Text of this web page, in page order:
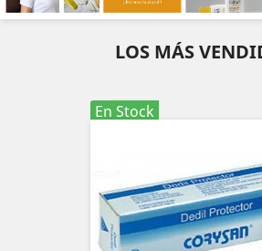
LOS MÁS
En Stock